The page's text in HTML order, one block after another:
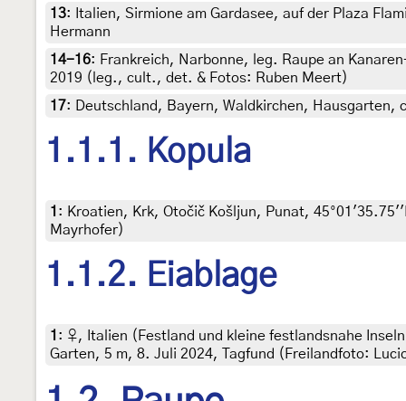
13:
Italien, Sirmione am Gardasee, auf der Plaza
Hermann
14-16: Frankreich, Narbonne, leg. Raupe an
2019 (leg., cult., det. & Fotos: Ruben Meert)
17: Deutschland, Bayern, Waldkirchen,
1.1.1. Kopula
1 : Kroatien, Krk, Otočič Košljun, Punat,
Mayrhofer)
1.1.2. Eiablage
1 : ♀, Italien (Festland und kleine festlandsnahe
Garten, 5 m, 8. Juli 2024, Tagfund (Freilandfoto: